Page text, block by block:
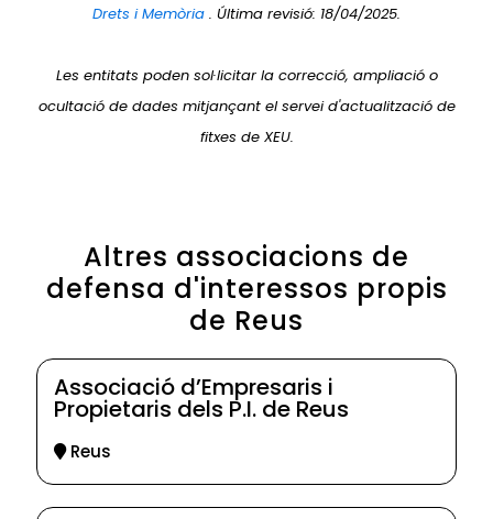
Drets i Memòria . Última revisió: 18/04/2025.
Les entitats poden sol·licitar la correcció, ampliació o
ocultació de dades mitjançant el servei d'actualització de
fitxes de XEU.
Altres associacions de
defensa d'interessos propis
de Reus
Associació d’Empresaris i
Propietaris dels P.I. de Reus
Reus